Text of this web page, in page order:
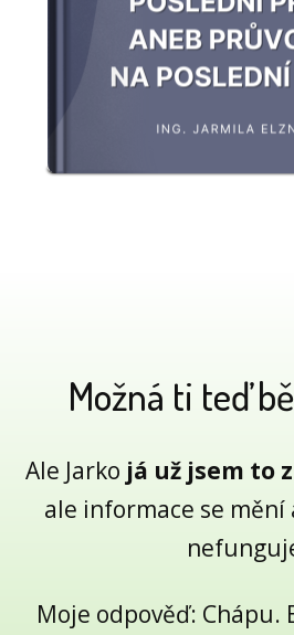
Možná ti teď
Ale Jarko já už jsem to
ale informace se
Moje odpověď: Chápu.